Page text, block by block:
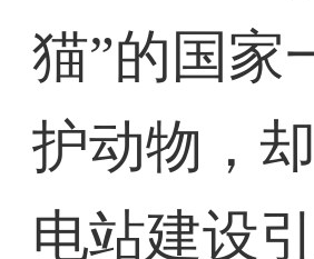
猫”的国家
护动物，
电站建设